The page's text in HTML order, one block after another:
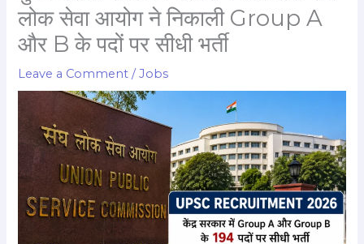
लोक सेवा आयोग ने निकाली Group A
और B के पदों पर सीधी भर्ती
Leave a Comment /Jobs